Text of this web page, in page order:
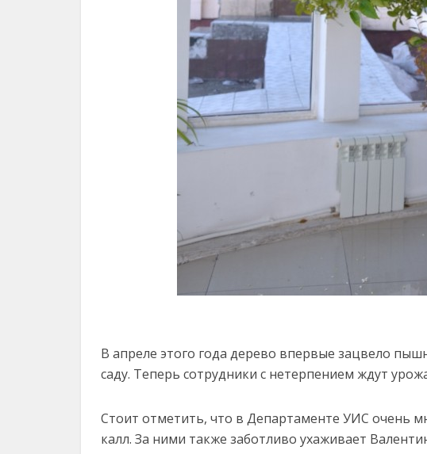
В апреле этого года дерево впервые зацвело
саду. Теперь сотрудники с нетерпением ждут
Стоит отметить, что в Департаменте УИС очень
калл. За ними также заботливо ухаживает